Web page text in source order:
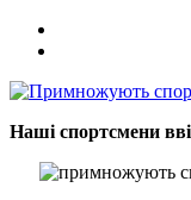
Наші спортсмени